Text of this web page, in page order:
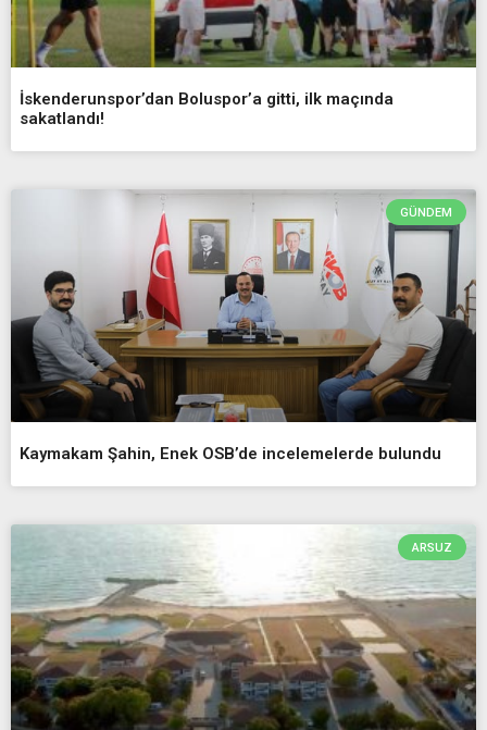
İskenderunspor’dan Boluspor’a gitti, ilk maçında
sakatlandı!
GÜNDEM
Kaymakam Şahin, Enek OSB’de incelemelerde bulundu
ARSUZ